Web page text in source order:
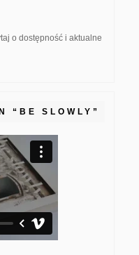
o dostępność i aktualne
“BE SLOWLY”